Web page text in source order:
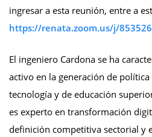
ingresar a esta reunión, entre a
https://renata.zoom.us/j/
El ingeniero Cardona se ha
activo en la generación de
tecnología y de educación
es experto en transformación
definición competitiva sectorial y